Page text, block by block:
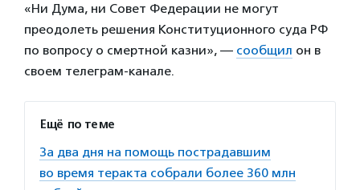
«Ни Дума, ни Совет Федерации не могут
преодолеть решения Конституционного суда РФ
по вопросу о смертной казни», — сообщил он в
своем телеграм-канале.
Ещё по теме
За два дня на помощь пострадавшим
во время теракта собрали более 360 млн